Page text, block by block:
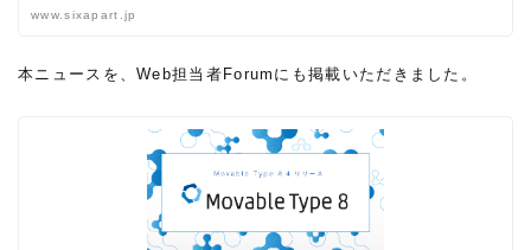
www.sixapart.jp
本ニュースを、Web担当者Forumにも掲載いただきました。